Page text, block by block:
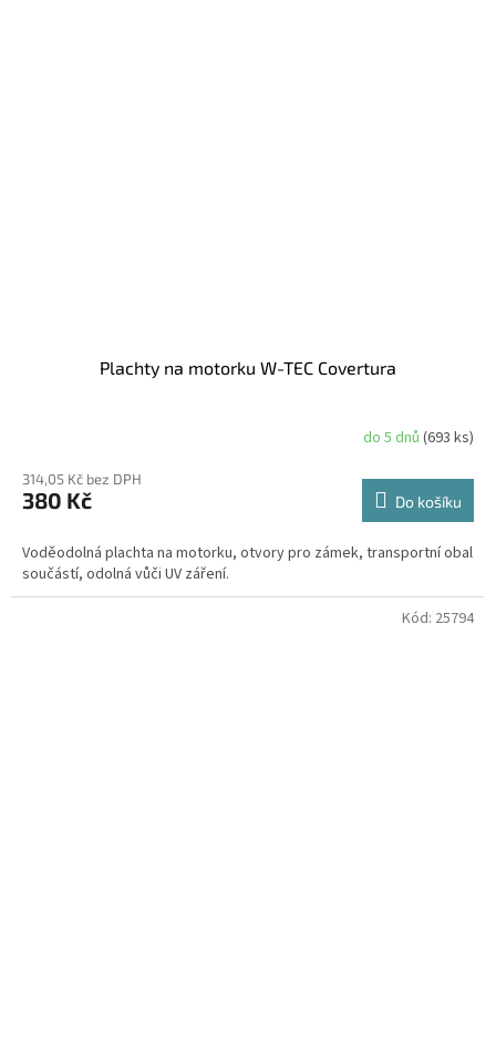
Plachty na motorku W-TEC Covertura
do 5 dnů (693 ks)
314,05 Kč bez DPH
380 Kč Do košíku
Voděodolná plachta na motorku, otvory pro zámek, transportní obal
součástí, odolná vůči UV záření.
Kód: 25794